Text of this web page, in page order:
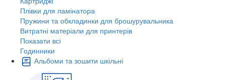
Плівки для ламінатора
Пружини та обкладинки для брошурувальника
Витратні матеріали для принтерів
Показати всі
Годинники
Альбоми та зошити шкільні